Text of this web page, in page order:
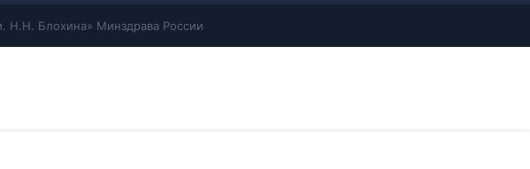
Блохина» Минздрава России